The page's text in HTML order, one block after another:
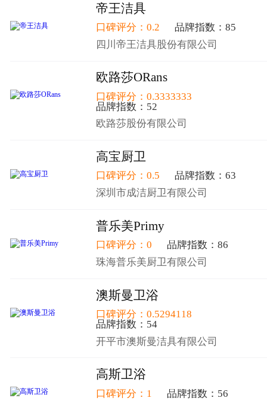
帝王洁具
口碑评分：0.2
品牌指数：85
四川帝王洁具股份有限公司
欧路莎ORans
口碑评分：0.3333333
品牌指数：52
欧路莎股份有限公司
高宝厨卫
口碑评分：0.5
品牌指数：63
深圳市成洁厨卫有限公司
普乐美Primy
口碑评分：0
品牌指数：86
珠海普乐美厨卫有限公司
澳斯曼卫浴
口碑评分：0.5294118
品牌指数：54
开平市澳斯曼洁具有限公司
高斯卫浴
口碑评分：1
品牌指数：56